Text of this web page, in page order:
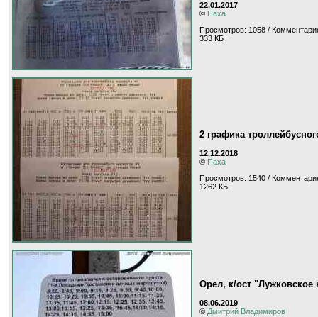
22.01.2017
© Паха
Просмотров: 1058 /
333 КБ
2 графика
12.12.2018
© Паха
Просмотров: 1540 /
1262 КБ
Орел, к/ост "Лужковское
08.06.2019
© Дмитрий Владимиров